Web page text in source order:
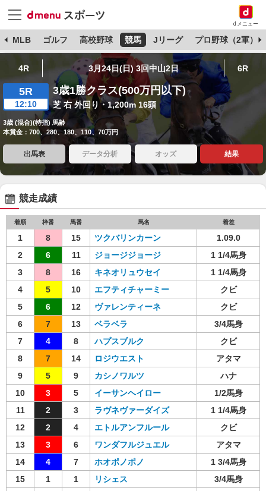
dメニュー
MLB ゴルフ 高校野球 競馬 Jリーグ プロ野球（2軍）
4R 3月24日(日) 3回中山2日 6R
5R
12:10
3歳1勝クラス(500万円以下)
芝 右 外回り・1,200m 16頭
3歳 (混合)(特指) 馬齢
本賞金：700、280、180、110、70万円
出馬表 データ分析 オッズ 結果
競走成績
着順 枠番 馬番 馬名 着差
1 8 15 ツクバリンカーン
1.09.0
2
6 11 ジョージジョージ
1 1/4馬身
3
8 16 キネオリュウセイ
1 1/4馬身
4
5 10 エフティチャーミー
クビ
5
6 12 ヴァレンティーネ
クビ
6
7 13 ベラベラ
3/4馬身
7
4 8 ハプスブルク
クビ
8
7 14 ロジウエスト
アタマ
9
5 9 カシノワルツ
ハナ
10
3 5 イーサンヘイロー
1/2馬身
11
2 3 ラヴネヴァーダイズ
1 1/4馬身
12
2 4 エトルアンフルール
クビ
13
3 6 ワンダフルジュエル
アタマ
14
4 7 ホオポノポノ
1 3/4馬身
15
1 1 リシェス
3/4馬身